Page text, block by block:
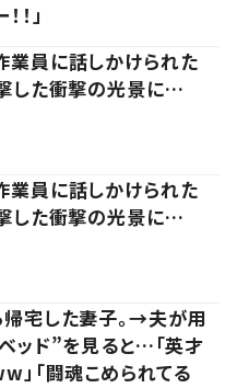
！」
員に話しかけられた
した衝撃の光景に…
員に話しかけられた
した衝撃の光景に…
宅した妻子。→夫が用
ッド”を見ると…「英才
」「闘魂こめられてる